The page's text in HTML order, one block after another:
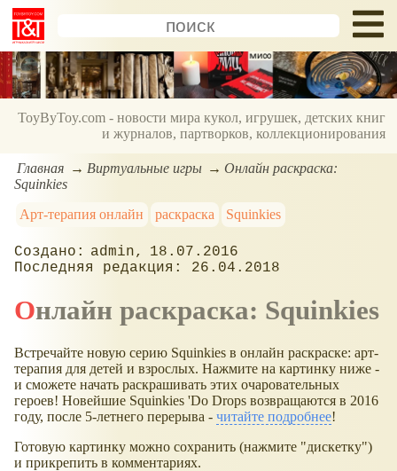
ToyByToy.com - новости мира кукол, игрушек, детских книг
и журналов, партворков, коллекционирования
Главная Виртуальные игры
Онлайн раскраска:
Squinkies
Арт-терапия онлайн
раскраска Squinkies
admin
18.07.2016
26.04.2018
Онлайн раскраска: Squinkies
Встречайте новую серию Squinkies в онлайн раскраске: арт-
терапия для детей и взрослых. Нажмите на картинку ниже -
и сможете начать раскрашивать этих очаровательных
героев! Новейшие Squinkies 'Do Drops возвращаются в 2016
году, после 5-летнего перерыва - читайте подробнее!
Готовую картинку можно сохранить (нажмите "дискетку")
и прикрепить в комментариях.